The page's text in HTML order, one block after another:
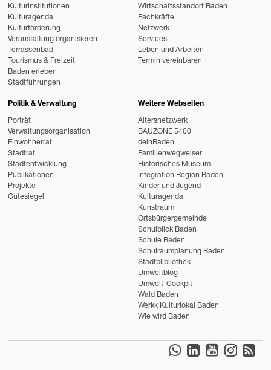
Kulturinstitutionen
Kulturagenda
Kulturförderung
Veranstaltung organisieren
Terrassenbad
Tourismus & Freizeit
Baden erleben
Stadtführungen
Wirtschaftsstandort Baden
Fachkräfte
Netzwerk
Services
Leben und Arbeiten
Termin vereinbaren
Politik & Verwaltung
Porträt
Verwaltungsorganisation
Einwohnerrat
Stadtrat
Stadtentwicklung
Publikationen
Projekte
Gütesiegel
Weitere Webseiten
Altersnetzwerk
BAUZONE 5400
deinBaden
Familienwegweiser
Historisches Museum
Integration Region Baden
Kinder und Jugend
Kulturagenda
Kunstraum
Ortsbürgergemeinde
Schulblick Baden
Schule Baden
Schulraumplanung Baden
Stadtblibliothek
Umweltblog
Umwelt-Cockpit
Wald Baden
Werkk Kulturlokal Baden
Wie wird Baden